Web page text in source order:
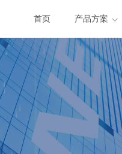
首页 产品方案